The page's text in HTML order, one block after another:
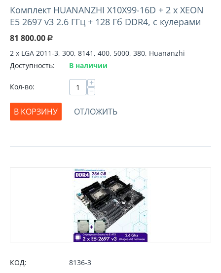
Комплект HUANANZHI X10X99-16D + 2 х XEON
E5 2697 v3 2.6 ГГц + 128 Гб DDR4, с кулерами
81 800.00 Р
2 х LGA 2011-3, 300, 8141, 400, 5000, 380, Huananzhi
Доступность:
В наличии
Кол-во: +
−
В КОРЗИНУ
ОТЛОЖИТЬ
КОД: 8136-3